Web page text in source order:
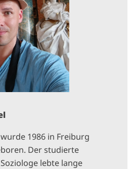
1986 in Freiburg
Der studierte
lebte lange